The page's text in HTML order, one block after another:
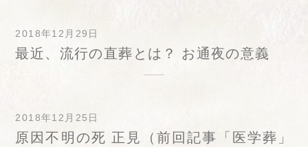
2018年12月29日
最近、流行の直葬とは？ お通夜の意義
2018年12月25日
原因不明の死 正見（前回記事「医学葬」